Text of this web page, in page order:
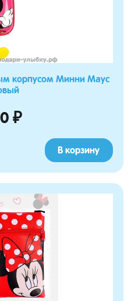
корпусом Минни Маус
₽
В корзину